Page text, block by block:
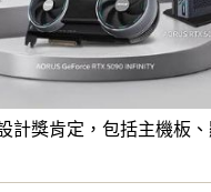
計獎肯定，包括主機板